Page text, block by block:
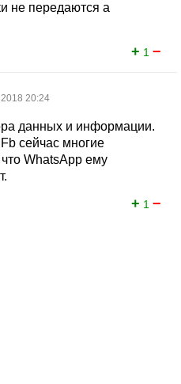
не передаются а
+ 1 −
20:24
данных и информации.
сейчас многие
WhatsApp ему
+ 1 −